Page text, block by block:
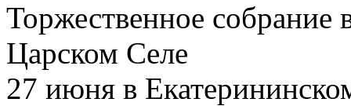
Торжественное собрание
Царском Селе
27 июня в